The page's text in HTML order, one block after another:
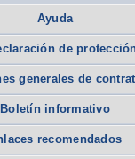
Ayuda
de
generales de
Boletín informativo
recomendados